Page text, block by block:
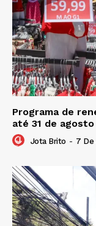
Programa de
até 31 de agosto
Jota Brito - 7 De